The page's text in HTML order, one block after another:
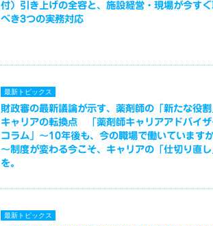
付）引き上げの全容と、施設経営・現場が今すぐ
べき3つの実務対応
最新トピックス
財政審の最新議論が示す、薬剤師の「新たな役割
キャリアの転換点 「薬剤師キャリアアドバイザ
コラム」～10年後も、今の職場で働いています
～制度が変わる今こそ、キャリアの「仕切り直し
を。
最新トピックス